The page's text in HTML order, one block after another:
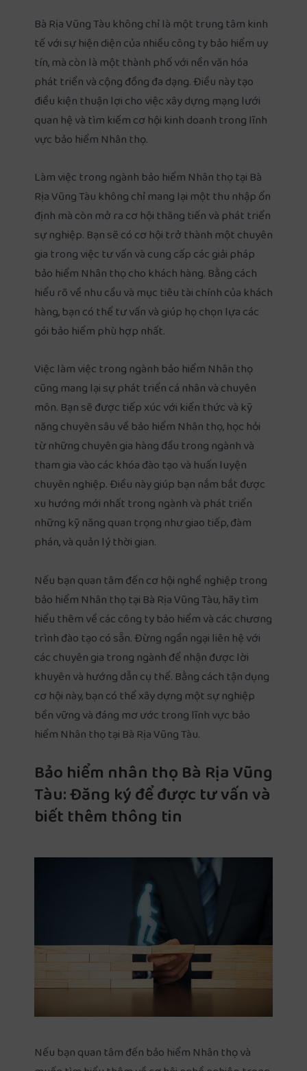
Bà Rịa Vũng Tàu không chỉ là một trung tâm kinh
tế với sự hiện diện của nhiều công ty bảo hiểm uy
tín, mà còn là một thành phố với nền văn hóa
phát triển và cộng đồng đa dạng. Điều này tạo
điều kiện thuận lợi cho việc xây dựng mạng lưới
quan hệ và tìm kiếm cơ hội kinh doanh trong lĩnh
vực bảo hiểm Nhân thọ.
Làm việc trong ngành bảo hiểm Nhân thọ tại Bà
Rịa Vũng Tàu không chỉ mang lại một thu nhập ổn
định mà còn mở ra cơ hội thăng tiến và phát triển
sự nghiệp. Bạn sẽ có cơ hội trở thành một chuyên
gia trong việc tư vấn và cung cấp các giải pháp
bảo hiểm Nhân thọ cho khách hàng. Bằng cách
hiểu rõ về nhu cầu và mục tiêu tài chính của khách
hàng, bạn có thể tư vấn và giúp họ chọn lựa các
gói bảo hiểm phù hợp nhất.
Việc làm việc trong ngành bảo hiểm Nhân thọ
cũng mang lại sự phát triển cá nhân và chuyên
môn. Bạn sẽ được tiếp xúc với kiến thức và kỹ
năng chuyên sâu về bảo hiểm Nhân thọ, học hỏi
từ những chuyên gia hàng đầu trong ngành và
tham gia vào các khóa đào tạo và huấn luyện
chuyên nghiệp. Điều này giúp bạn nắm bắt được
xu hướng mới nhất trong ngành và phát triển
những kỹ năng quan trọng như giao tiếp, đàm
phán, và quản lý thời gian.
Nếu bạn quan tâm đến cơ hội nghề nghiệp trong
bảo hiểm Nhân thọ tại Bà Rịa Vũng Tàu, hãy tìm
hiểu thêm về các công ty bảo hiểm và các chương
trình đào tạo có sẵn. Đừng ngần ngại liên hệ với
các chuyên gia trong ngành để nhận được lời
khuyên và hướng dẫn cụ thể. Bằng cách tận dụng
cơ hội này, bạn có thể xây dựng một sự nghiệp
bền vững và đáng mơ ước trong lĩnh vực bảo
hiểm Nhân thọ tại Bà Rịa Vũng Tàu.
Bảo hiểm nhân thọ Bà Rịa Vũng
Tàu: Đăng ký để được tư vấn và
biết thêm thông tin
Nếu bạn quan tâm đến bảo hiểm Nhân thọ và